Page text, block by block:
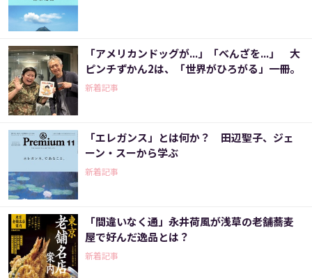
「アメリカンドッグが...」「べんざを...」 大
ピンチずかん2は、「世界がひろがる」一冊。
新着記事
「エレガンス」とは何か？ 田辺聖子、ジェ
ーン・スーから学ぶ
新着記事
「間違いなく通」永井荷風が浅草の老舗蕎麦
屋で好んだ逸品とは？
新着記事